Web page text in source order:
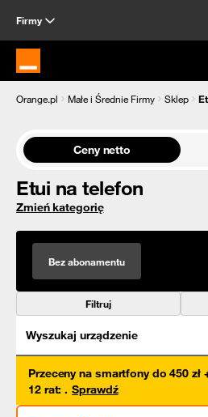
Firmy
Strona główna Orange.pl
Orange.pl Małe i Średnie Firmy Sklep
Ceny netto
Etui na telefon
Zmień kategorię
Bez abonamentu
Filtruj
Wyszukaj urządzenie
Przeceny na smartfony do 450 zł
12 rat: . Sprawdź